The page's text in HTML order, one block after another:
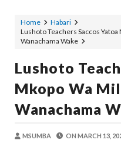
BRELA
Alex Sonna-
DC
Home
Habari
Lushoto Teachers Saccos
Wanachama Wake
Lushoto
Mkopo Wa
Wanachama
MSUMBA ON MARCH 13,